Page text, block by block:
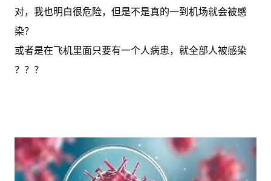
对，我也明白很危险，但是不是真的一到机场就会被感
染？
或者是在飞机里面只要有一个人病患，就全部人被感染
？？？